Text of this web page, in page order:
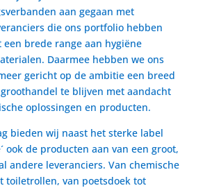
aan gegaan met
die ons portfolio hebben
een brede range aan hygiëne
Daarmee hebben we ons
gericht op de ambitie een breed
te blijven met aandacht
oplossingen en producten.
bieden wij naast het sterke label
ook de producten aan van een groot,
andere leveranciers. Van chemische
toiletrollen, van poetsdoek tot